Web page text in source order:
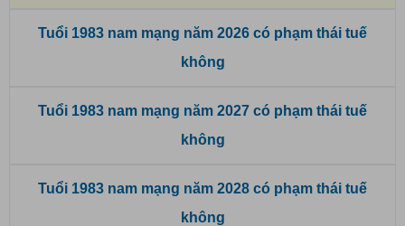
Tuổi 1983 nam mạng năm 2026 có phạm thái tuế
không
Tuổi 1983 nam mạng năm 2027 có phạm thái tuế
không
Tuổi 1983 nam mạng năm 2028 có phạm thái tuế
không